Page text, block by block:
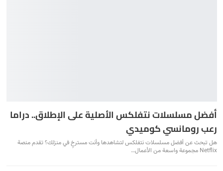
أفضل مسلسلات نتفلكس الأصلية على الإطلاق.. دراما
رعب رومانسي كوميدي
هل تبحث عن أفضل مسلسلات نتفلكس لتشاهدها وأنت مسترخٍ في منزلك؟ تقدم منصة
Netflix مجموعة واسعة من الأعمال
…